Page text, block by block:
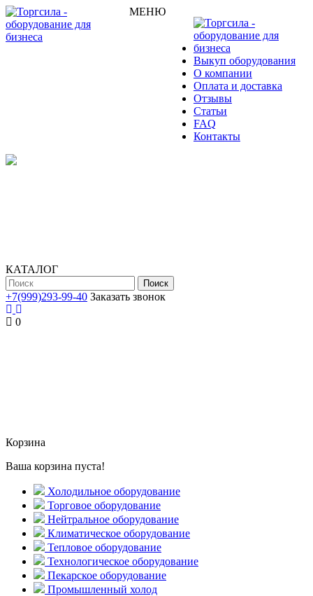
МЕНЮ
Выкуп оборудования
О компании
Оплата и доставка
Отзывы
Статьи
FAQ
Контакты
КАТАЛОГ
Поиск
+7(999)293-99-40 Заказать звонок
0
Корзина
Ваша корзина пуста!
Холодильное оборудование
Торговое оборудование
Нейтральное оборудование
Климатическое оборудование
Тепловое оборудование
Технологическое оборудование
Пекарское оборудование
Промышленный холод